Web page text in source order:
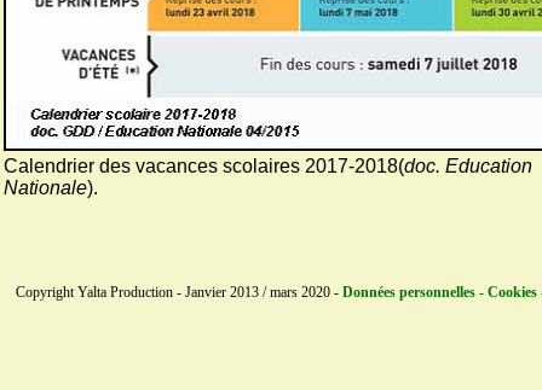
Calendrier des vacances scolaires 2017-2018(doc. Education
Nationale).
Copyright Yalta Production - Janvier 2013 / mars 2020 - Données personnelles -